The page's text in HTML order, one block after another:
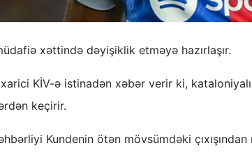
xəttində dəyişiklik etməyə hazırlaşır.
xarici KİV-ə istinadən xəbər verir ki,
keçirir.
Kundenin ötən mövsümdəki